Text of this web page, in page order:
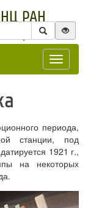
РАН
РАН
Toggle
периода,
станции, под
1921 г.,
на некоторых